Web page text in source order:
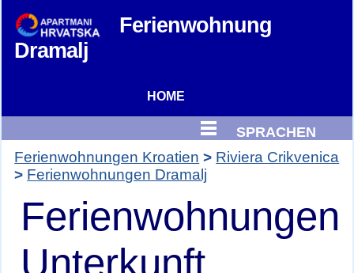
Ferienwohnung
Dramalj
HOME
SPRACHEN
Ferienwohnungen Kroatien
Riviera Crikvenica
Ferienwohnungen Dramalj
Ferienwohnungen
Unterkunft